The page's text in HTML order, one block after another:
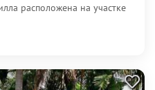
расположена на участке